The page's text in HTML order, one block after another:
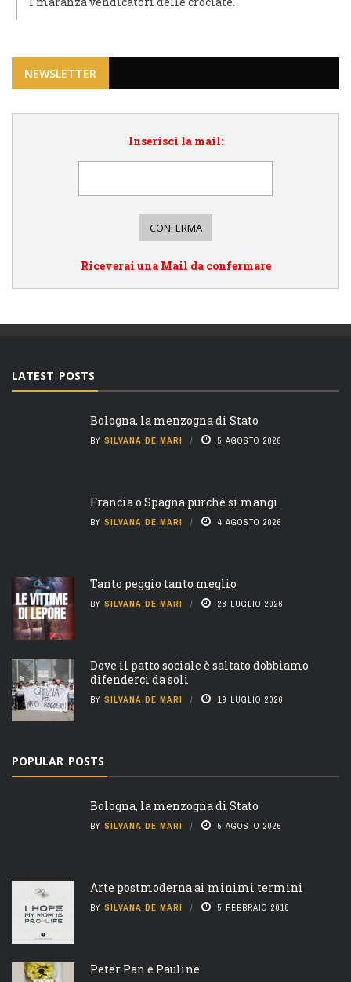
NEWSLETTER
Inserisci la mail:
Riceverai una Mail da confermare
LATEST POSTS
Bologna, la menzogna di Stato
BY SILVANA DE MARI 5 AGOSTO 2026
Francia o Spagna purché si mangi
BY SILVANA DE MARI 4 AGOSTO 2026
Tanto peggio tanto meglio
BY SILVANA DE MARI 28 LUGLIO 2026
Dove il patto sociale è saltato dobbiamo
difenderci da soli
BY SILVANA DE MARI 19 LUGLIO 2026
POPULAR POSTS
Bologna, la menzogna di Stato
BY SILVANA DE MARI 5 AGOSTO 2026
Arte postmoderna ai minimi termini
BY SILVANA DE MARI 5 FEBBRAIO 2018
Peter Pan e Pauline